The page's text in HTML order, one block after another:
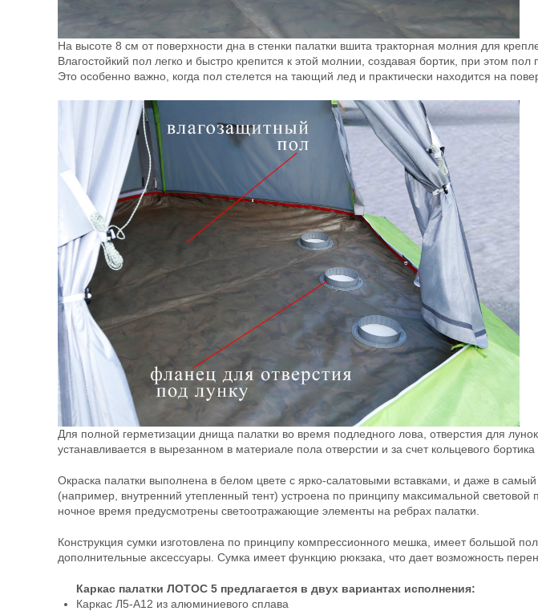
На высоте 8 см от поверхности дна в стенки палатки вшита тракторная молния для
Влагостойкий пол легко и быстро крепится к этой молнии, создавая бортик, при этом
Это особенно важно, когда пол стелется на тающий лед и практически находится на
Для полной герметизации днища палатки во время подледного лова, отверстия для
устанавливается в вырезанном в материале пола отверстии и за счет кольцевого
Окраска палатки выполнена в белом цвете с ярко-салатовыми вставками, и даже в
(например, внутренний утепленный тент) устроена по принципу максимальной
ночное время предусмотрены светоотражающие элементы на ребрах палатки.
Конструкция сумки изготовлена по принципу компрессионного мешка, имеет большой
дополнительные аксессуары. Сумка имеет функцию рюкзака, что дает возможность
Каркас палатки ЛОТОС 5 предлагается в двух вариантах исполнения:
Каркас Л5-А12 из алюминиевого сплава